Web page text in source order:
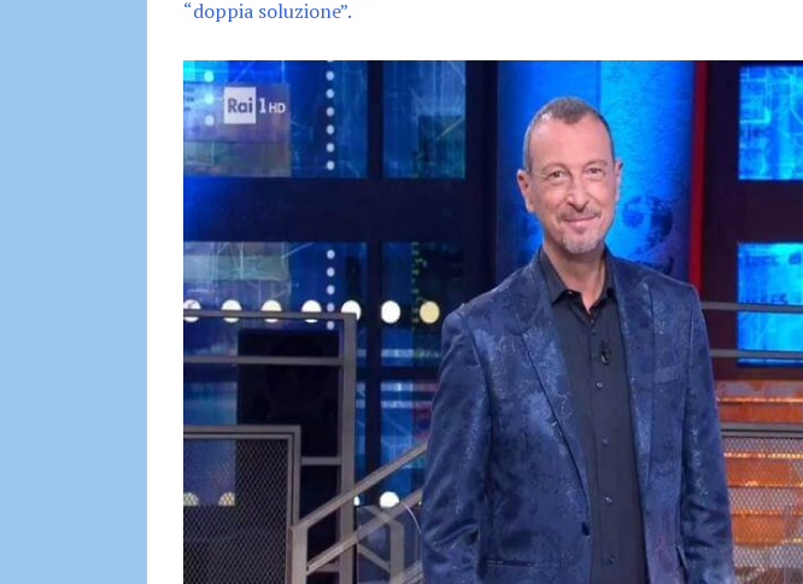
“doppia soluzione”.